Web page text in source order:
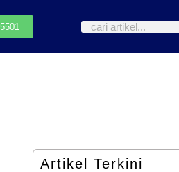
Artikel Terkini